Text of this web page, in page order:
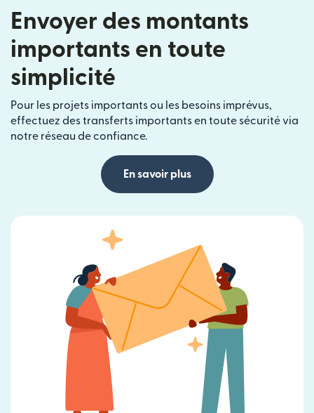
Envoyer des montants
importants en toute
simplicité
Pour les projets importants ou les besoins imprévus,
effectuez des transferts importants en toute sécurité via
notre réseau de confiance.
En savoir plus